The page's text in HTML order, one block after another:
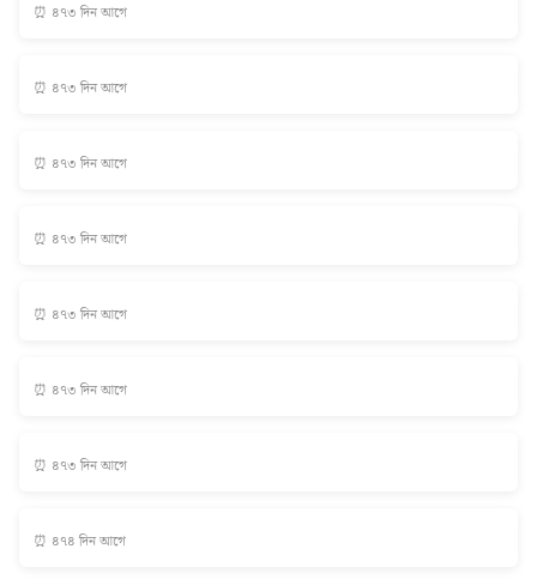
⏰ ৪৭৩ দিন আগে
⏰ ৪৭৩ দিন আগে
⏰ ৪৭৩ দিন আগে
⏰ ৪৭৩ দিন আগে
⏰ ৪৭৩ দিন আগে
⏰ ৪৭৩ দিন আগে
⏰ ৪৭৩ দিন আগে
⏰ ৪৭৪ দিন আগে